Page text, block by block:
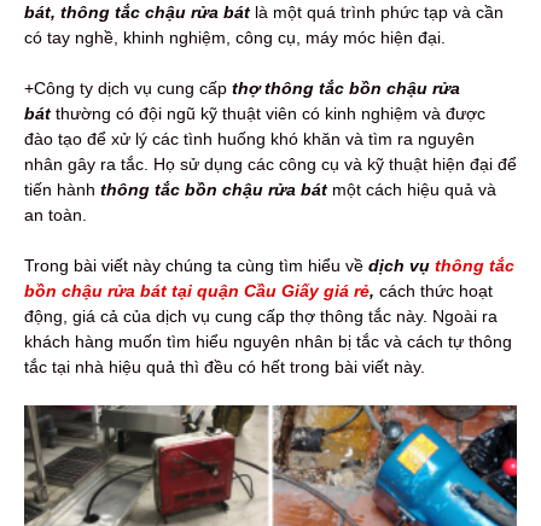
bát, thông tắc chậu rửa bát là một quá trình phức tạp và cần
có tay nghề, khinh nghiệm, công cụ, máy móc hiện đại.
+Công ty dịch vụ cung cấp thợ thông tắc bồn chậu rửa
bát thường có đội ngũ kỹ thuật viên có kinh nghiệm và được
đào tạo để xử lý các tình huống khó khăn và tìm ra nguyên
nhân gây ra tắc. Họ sử dụng các công cụ và kỹ thuật hiện đại để
tiến hành thông tắc bồn chậu rửa bát một cách hiệu quả và
an toàn.
Trong bài viết này chúng ta cùng tìm hiểu về dịch vụ thông tắc
bồn chậu rửa bát tại quận Cầu Giấy giá rẻ, cách thức hoạt
động, giá cả của dịch vụ cung cấp thợ thông tắc này. Ngoài ra
khách hàng muốn tìm hiểu nguyên nhân bị tắc và cách tự thông
tắc tại nhà hiệu quả thì đều có hết trong bài viết này.